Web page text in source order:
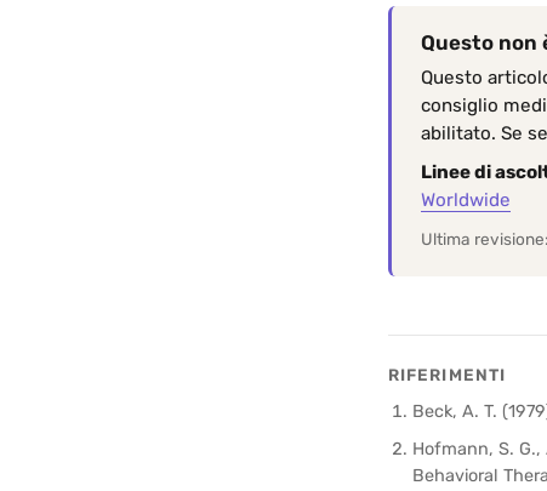
Questo non
Questo
consiglio
abilitato. Se
Linee di
Worldwide
Ultima
RIFERIMENTI
Beck, A. T.
Hofmann, S.
Behavioral